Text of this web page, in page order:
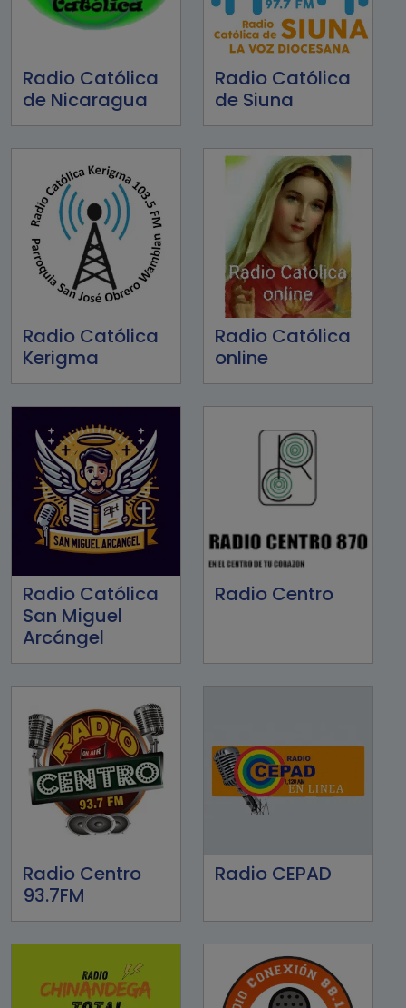
Radio Católica
de Nicaragua
Radio Católica
de Siuna
Radio Católica
Kerigma
Radio Católica
online
Radio Católica
San Miguel
Arcángel
Radio Centro
Radio Centro
93.7FM
Radio CEPAD